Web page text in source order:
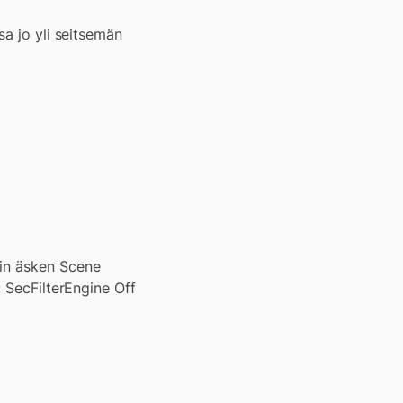
jo yli seitsemän
äsken Scene
Off